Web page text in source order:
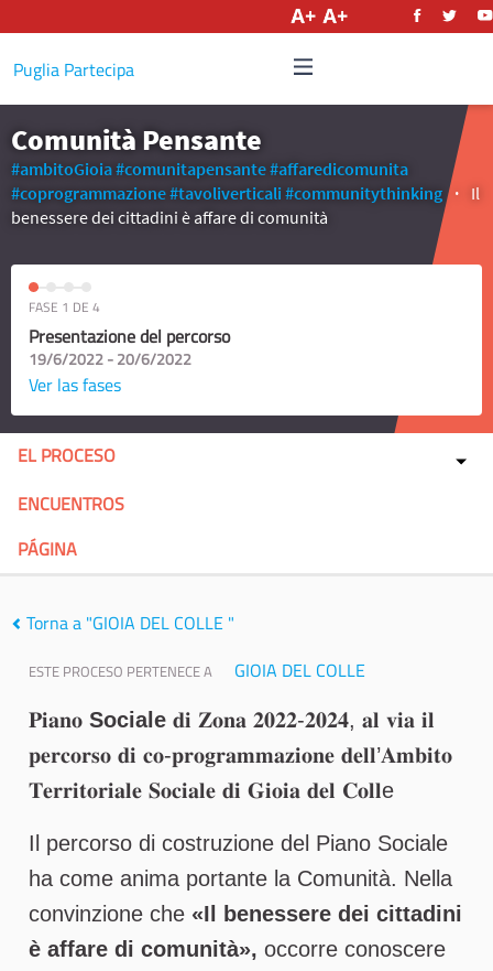
Puglia Partecipa
Comunità Pensante
#ambitoGioia#comunitapensante#affaredicomunita
#coprogrammazione#tavoliverticali #communitythinking
Il
benessere dei cittadini è affare di comunità
FASE 1 DE 4
Presentazione del percorso
19/6/2022 - 20/6/2022
Ver las fases
EL PROCESO
ENCUENTROS
PÁGINA
Torna a "GIOIA DEL COLLE "
ESTE PROCESO PERTENECE A GIOIA DEL COLLE
𝐏𝐢𝐚𝐧𝐨 Sociale 𝐝𝐢 𝐙𝐨𝐧𝐚 𝟐𝟎𝟐𝟐-𝟐𝟎𝟐𝟒, 𝐚𝐥 𝐯𝐢𝐚 𝐢𝐥
𝐩𝐞𝐫𝐜𝐨𝐫𝐬𝐨 𝐝𝐢 𝐜𝐨-𝐩𝐫𝐨𝐠𝐫𝐚𝐦𝐦𝐚𝐳𝐢𝐨𝐧𝐞 𝐝𝐞𝐥𝐥’𝐀𝐦𝐛𝐢𝐭𝐨
𝐓𝐞𝐫𝐫𝐢𝐭𝐨𝐫𝐢𝐚𝐥𝐞 𝐒𝐨𝐜𝐢𝐚𝐥𝐞 𝐝𝐢 𝐆𝐢𝐨𝐢𝐚 𝐝𝐞𝐥 𝐂𝐨𝐥𝐥e
Il percorso di costruzione del Piano Sociale
ha come anima portante la Comunità. Nella
convinzione che «Il benessere dei cittadini
è affare di comunità», occorre conoscere